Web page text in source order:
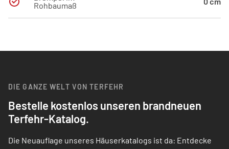
Rohbaumaß
DIE GANZE WELT VON TERFEHR
Bestelle kostenlos unseren brandneuen
Terfehr-Katalog.
Die Neuauflage unseres Häuserkatalogs ist da: Entdecke